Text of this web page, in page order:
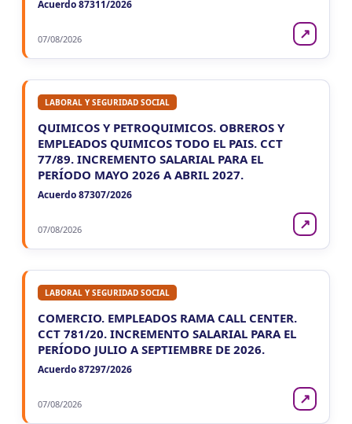
LUN
NACIONAL
10
CUIT 0-2-3-…
Acuerdo 87311/2026
07/08/2026 ↗
LABORAL Y SEGURIDAD SOCIAL
QUIMICOS Y PETROQUIMICOS. OBREROS Y
EMPLEADOS QUIMICOS TODO EL PAIS. CCT
77/89. INCREMENTO SALARIAL PARA EL
PERÍODO MAYO 2026 A ABRIL 2027.
Acuerdo 87307/2026
07/08/2026 ↗
LABORAL Y SEGURIDAD SOCIAL
COMERCIO. EMPLEADOS RAMA CALL CENTER.
CCT 781/20. INCREMENTO SALARIAL PARA EL
PERÍODO JULIO A SEPTIEMBRE DE 2026.
Acuerdo 87297/2026
07/08/2026 ↗